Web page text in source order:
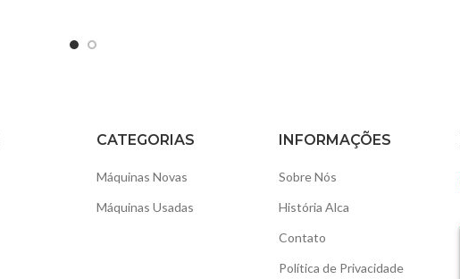
CATEGORIAS
Máquinas Novas
Máquinas Usadas
INFORMAÇÕES
Sobre Nós
História Alca
Contato
Política de Privacidade